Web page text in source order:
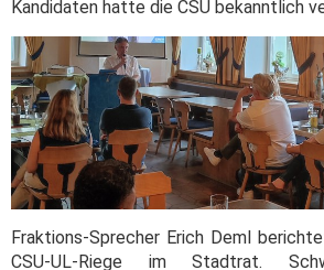
Kandidaten hatte die CSU bekanntlich
Fraktions-Sprecher Erich Deml
CSU-UL-Riege im Stadtrat.